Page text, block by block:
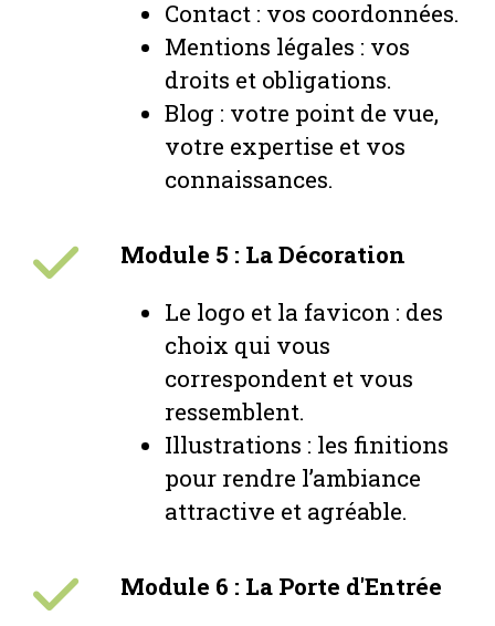
Contact : vos coordonnées.
Mentions légales : vos
droits et obligations.
Blog : votre point de vue,
votre expertise et vos
connaissances.
Module 5 : La Décoration
Le logo et la favicon : des
choix qui vous
correspondent et vous
ressemblent.
Illustrations : les finitions
pour rendre l’ambiance
attractive et agréable.
Module 6 : La Porte d'Entrée